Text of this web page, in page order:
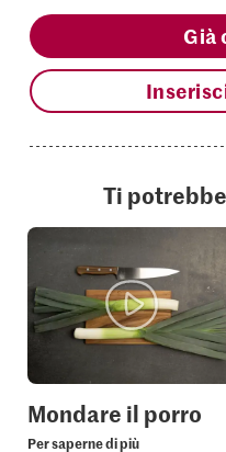
Già
Ti
Mondare il porro
Per saperne di più